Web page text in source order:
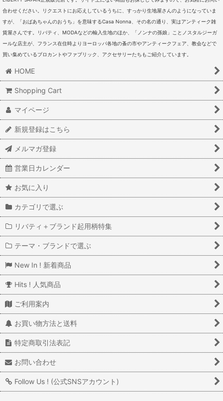
合わせください。リクエストにお応えしているうちに、すっかり生地屋さんのようになっていま
すが、「おばあちゃんのおうち」を意味するCasa Nonna、その名の通り、実はアンティーク雑
貨屋さんです。リバティ、MODAなどの輸入生地のほか、「ノンナの孫娘」ことノスタルジーガ
ールな店主が、フランス在住時よりヨーロッパ各地の蚤の市やアンティークフェア、教会などで
買い集めているブロカントやファブリック、アクセサリーたちもご紹介しています。
HOME
Shopping Cart
マイページ
新規登録はこちら
メルマガ登録
営業日カレンダー
お気に入り
カテゴリで選ぶ
リバティ＋ブランド起用柄特集
テーマ・ブランドで選ぶ
New In ! 新着商品
Hits ! 人気商品
ご利用案内
お買い物方法と送料
特定商取引法表記
お問い合わせ
Follow Us ! (公式SNSアカウント)